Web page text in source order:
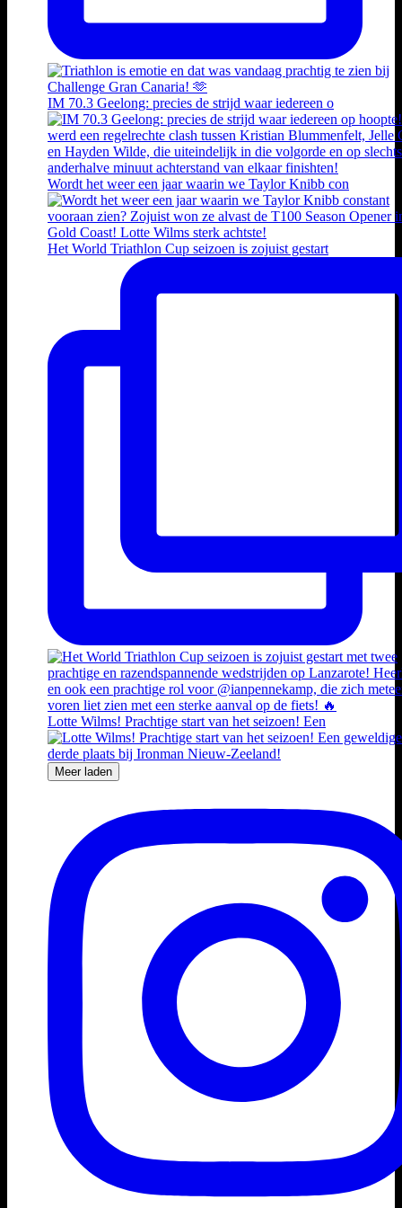
IM 70.3 Geelong: precies de strijd waar iedereen o
Wordt het weer een jaar waarin we Taylor Knibb con
Het World Triathlon Cup seizoen is zojuist gestart
Lotte Wilms! Prachtige start van het seizoen! Een
Meer laden